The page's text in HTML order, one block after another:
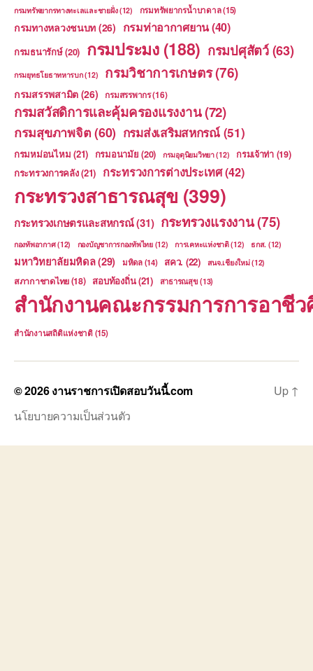
กรมทรัพยากรทางทะเลและชายฝั่ง(12) กรมทรัพยากรน้ำบาดาล(15)
กรมทางหลวงชนบท (26) กรมท่าอากาศยาน(40)
กรมธนารักษ์(20) กรมประมง(188) กรมปศุสัตว์(63)
กรมยุทธโยธาทหารบก(12) กรมวิชาการเกษตร(76)
กรมสรรพสามิต (26) กรมสรรพากร(16)
กรมสวัสดิการและคุ้มครองแรงงาน(72)
กรมสุขภาพจิต(60) กรมส่งเสริมสหกรณ์(51)
กรมหม่อนไหม (21) กรมอนามัย (20) กรมอุตุนิยมวิทยา(12) กรมเจ้าท่า(19)
กระทรวงการคลัง(21) กระทรวงการต่างประเทศ(42)
กระทรวงสาธารณสุข (399)
กระทรวงเกษตรและสหกรณ์(31) กระทรวงแรงงาน(75)
กองทัพอากาศ(12) กองบัญชาการกองทัพไทย(12) การเคหะแห่งชาติ(12) ธกส. (12)
มหาวิทยาลัยมหิดล(29) มหิดล(14) สคว. (22) สนจ.เชียงใหม่(12)
สภากาชาดไทย(18) สอบท้องถิ่น(21) สาธารณสุข (13)
สำนักงานคณะกรรมการการอาชี
สำนักงานสถิติแห่งชาติ(15)
© 2026งานราชการเปิดสอบวันนี้.com
นโยบายความเป็นส่วนตัว
Up ↑